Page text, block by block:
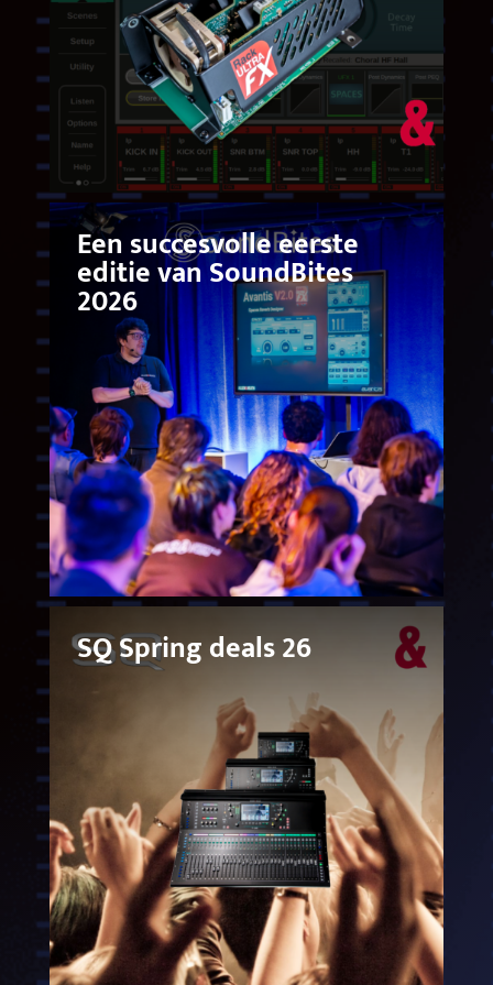
Een succesvolle eerste
editie van SoundBites
2026
SQ Spring deals 26